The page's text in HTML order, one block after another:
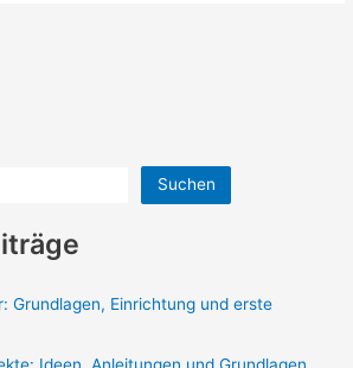
Suchen
Grundlagen, Einrichtung und erste
Ideen, Anleitungen und Grundlagen